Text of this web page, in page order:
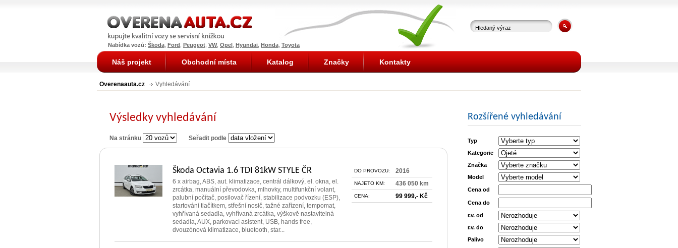
Overenaauta.cz Vyhledávání
Výsledky vyhledávání
Na stránku Seřadit podle
Škoda Octavia 1.6 TDI 81kW STYLE ČR
6 x airbag, ABS, aut. klimatizace, centrál dálkový, el. okna, el.
zrcátka, manuální převodovka, mlhovky, multifunkční volant,
palubní počítač, posilovač řízení, stabilizace podvozku (ESP),
startování tlačítkem, střešní nosič, tažné zařízení, tempomat,
vyhřívaná sedadla, vyhřívaná zrcátka, výškově nastavitelná
sedadla, AUX, parkovací asistent, USB, hands free,
dvouzónová klimatizace, bluetooth, star...
DO PROVOZU: 2016
NAJETO KM: 436 050 km
CENA: 99 999,- Kč
Rozšířené vyhledávání
Typ
Kategorie
Značka
Model
Cena od
Cena do
r.v. od
r.v. do
Palivo
Nabídka vozů: Škoda Ford Peugeot VW, Opel Hyundai Honda Toyota
Náš projekt Obchodní místa Katalog Značky Kontakty